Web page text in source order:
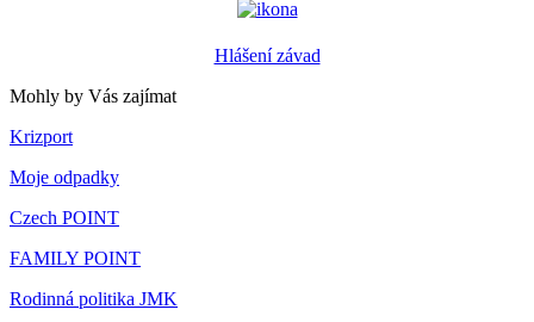
Hlášení závad
Mohly by Vás zajímat
Krizport
Moje odpadky
Czech POINT
FAMILY POINT
Rodinná politika JMK